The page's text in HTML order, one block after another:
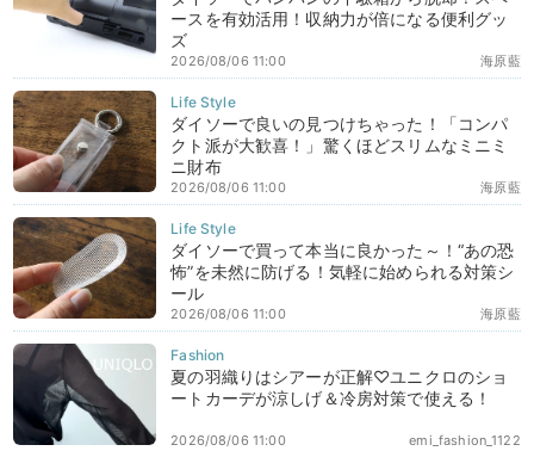
ースを有効活用！収納力が倍になる便利グッ
ズ
海原藍
2026/08/06 11:00
ダイソーで良いの見つけちゃった！「コンパ
クト派が大歓喜！」驚くほどスリムなミニミ
ニ財布
海原藍
2026/08/06 11:00
ダイソーで買って本当に良かった～！“あの恐
怖”を未然に防げる！気軽に始められる対策シ
ール
海原藍
2026/08/06 11:00
夏の羽織りはシアーが正解♡ユニクロのショ
ートカーデが涼しげ＆冷房対策で使える！
emi_fashion_1122
2026/08/06 11:00